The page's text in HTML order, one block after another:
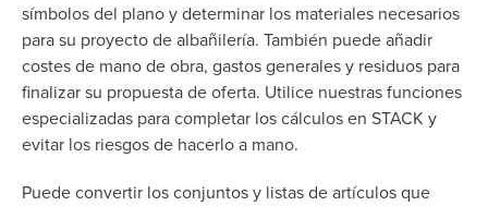
símbolos del plano y determinar los materiales necesarios
para su proyecto de albañilería. También puede añadir
costes de mano de obra, gastos generales y residuos para
finalizar su propuesta de oferta. Utilice nuestras funciones
especializadas para completar los cálculos en STACK y
evitar los riesgos de hacerlo a mano.
Puede convertir los conjuntos y listas de artículos que